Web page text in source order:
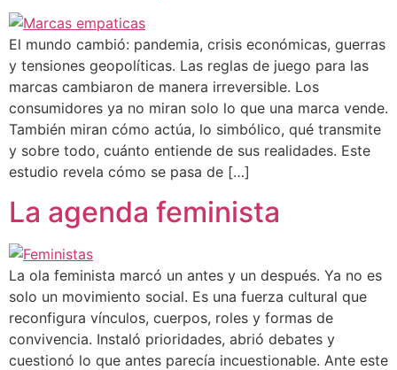
El mundo cambió: pandemia, crisis económicas, guerras
y tensiones geopolíticas. Las reglas de juego para las
marcas cambiaron de manera irreversible. Los
consumidores ya no miran solo lo que una marca vende.
También miran cómo actúa, lo simbólico, qué transmite
y sobre todo, cuánto entiende de sus realidades. Este
estudio revela cómo se pasa de […]
La agenda feminista
La ola feminista marcó un antes y un después. Ya no es
solo un movimiento social. Es una fuerza cultural que
reconfigura vínculos, cuerpos, roles y formas de
convivencia. Instaló prioridades, abrió debates y
cuestionó lo que antes parecía incuestionable. Ante este